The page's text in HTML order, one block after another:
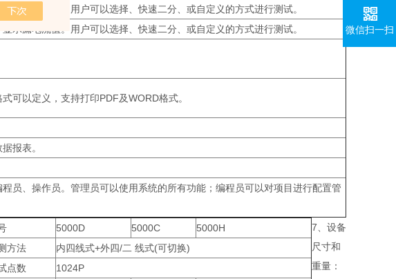
示绝缘电阻。用户可以选择、快速二分、或自定义的方式进行测试。
示漏电流值。用户可以选择、快速二分、或自定义的方式进行测试。
可以定义，支持打印PDF及WORD格式。
报表。
员、操作员。管理员可以使用系统的所有功能；编程员可以对项目进行配置管
5000D 5000C
5000H
方法
内四线式+外四/二 线式(可切换)
点数
1024P
7、设备
尺寸和
重量：
微信扫一扫